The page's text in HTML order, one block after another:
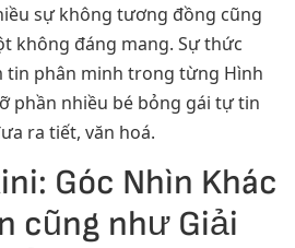
sự không tương đồng cũng
không đáng mang. Sự thức
tin phân minh trong từng Hình
phần nhiều bé bỏng gái tự tin
ra tiết, văn hoá.
Góc Nhìn Khác
cũng như Giải